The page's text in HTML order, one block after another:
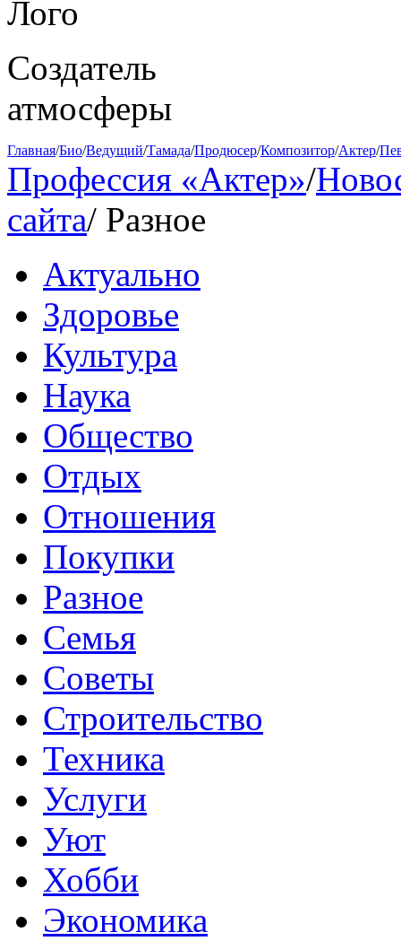
Создатель
атмосферы
Главная/Био/Ведущий/Тамада/Продюсер/Композитор/Актер/
Профессия «Актер»/
сайта/ Разное
Актуально
Здоровье
Культура
Наука
Общество
Отдых
Отношения
Покупки
Разное
Семья
Советы
Строительство
Техника
Услуги
Уют
Хобби
Экономика